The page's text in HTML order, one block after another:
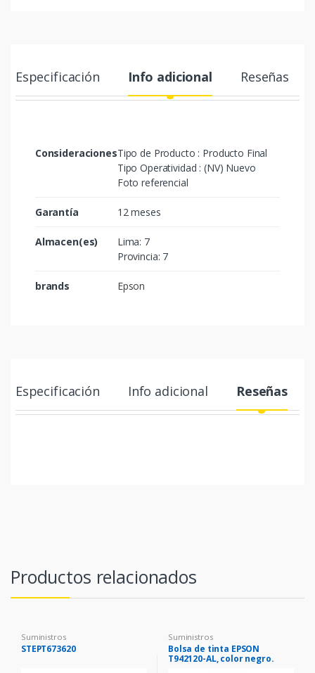
Especificación Info adicional Reseñas
ConsideracionesTipo de Producto : Producto Final
Tipo Operatividad : (NV) Nuevo
Foto referencial
Garantía 12 meses
Almacen(es)
Lima: 7
Provincia: 7
brands Epson
Especificación Info adicional Reseñas
Productos relacionados
Suministros
STEPT673620
Suministros
Bolsa de tinta EPSON
T942120-AL, color negro.